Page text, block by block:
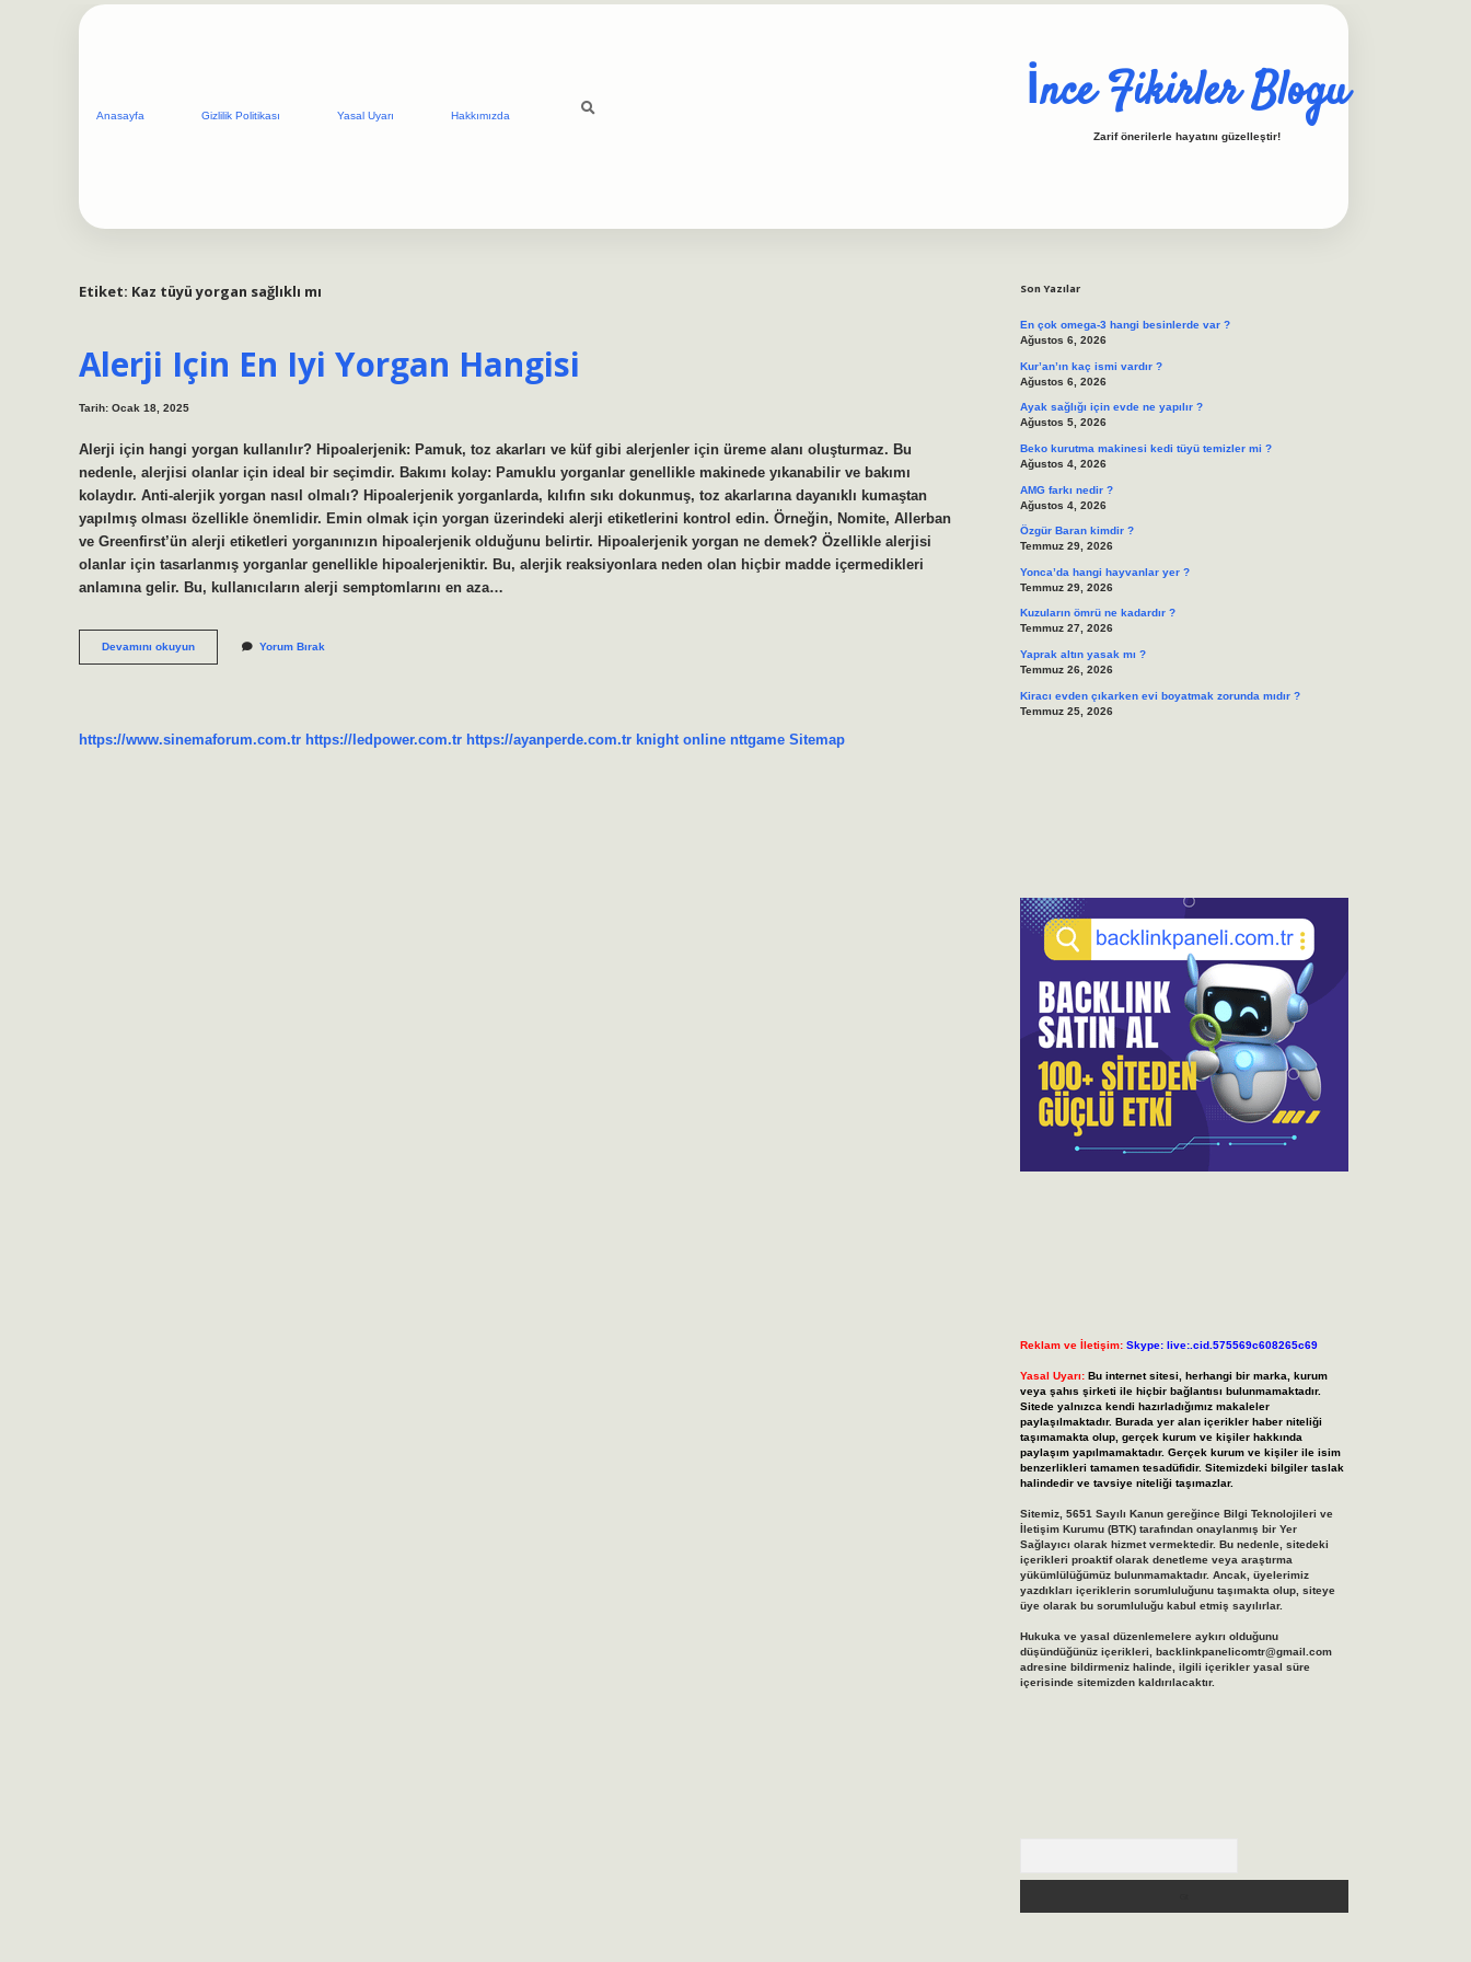
Anasayfa Gizlilik Politikası Yasal Uyarı Hakkımızda İnce Fikirler Blogu
Zarif önerilerle hayatını güzelleştir!
Etiket: Kaz tüyü yorgan sağlıklı mı
Alerji Için En Iyi Yorgan Hangisi
Tarih: Ocak 18, 2025
Alerji için hangi yorgan kullanılır? Hipoalerjenik: Pamuk, toz akarları ve küf gibi alerjenler için üreme alanı oluşturmaz. Bu
nedenle, alerjisi olanlar için ideal bir seçimdir. Bakımı kolay: Pamuklu yorganlar genellikle makinede yıkanabilir ve bakımı
kolaydır. Anti-alerjik yorgan nasıl olmalı? Hipoalerjenik yorganlarda, kılıfın sıkı dokunmuş, toz akarlarına dayanıklı kumaştan
yapılmış olması özellikle önemlidir. Emin olmak için yorgan üzerindeki alerji etiketlerini kontrol edin. Örneğin, Nomite, Allerban
ve Greenfirst’ün alerji etiketleri yorganınızın hipoalerjenik olduğunu belirtir. Hipoalerjenik yorgan ne demek? Özellikle alerjisi
olanlar için tasarlanmış yorganlar genellikle hipoalerjeniktir. Bu, alerjik reaksiyonlara neden olan hiçbir madde içermedikleri
anlamına gelir. Bu, kullanıcıların alerji semptomlarını en aza…
Devamını okuyunAlerji
Için
Yorum Bırak
https://www.sinemaforum.com.tr https://ledpower.com.tr https://ayanperde.com.tr knight online nttgame Sitemap
Son Yazılar
En çok omega-3 hangi besinlerde var ?
Ağustos 6, 2026
Kur’an’ın kaç ismi vardır ?
Ağustos 6, 2026
Ayak sağlığı için evde ne yapılır ?
Ağustos 5, 2026
Beko kurutma makinesi kedi tüyü temizler mi ?
Ağustos 4, 2026
AMG farkı nedir ?
Ağustos 4, 2026
Özgür Baran kimdir ?
Temmuz 29, 2026
Yonca’da hangi hayvanlar yer ?
Temmuz 29, 2026
Kuzuların ömrü ne kadardır ?
Temmuz 27, 2026
Yaprak altın yasak mı ?
Temmuz 26, 2026
Kiracı evden çıkarken evi boyatmak zorunda mıdır ?
Temmuz 25, 2026
Reklam ve İletişim: Skype: live:.cid.575569c608265c69
Yasal Uyarı: Bu internet sitesi, herhangi bir marka, kurum
veya şahıs şirketi ile hiçbir bağlantısı bulunmamaktadır.
Sitede yalnızca kendi hazırladığımız makaleler
paylaşılmaktadır. Burada yer alan içerikler haber niteliği
taşımamakta olup, gerçek kurum ve kişiler hakkında
paylaşım yapılmamaktadır. Gerçek kurum ve kişiler ile isim
benzerlikleri tamamen tesadüfidir. Sitemizdeki bilgiler taslak
halindedir ve tavsiye niteliği taşımazlar.
Sitemiz, 5651 Sayılı Kanun gereğince Bilgi Teknolojileri ve
İletişim Kurumu (BTK) tarafından onaylanmış bir Yer
Sağlayıcı olarak hizmet vermektedir. Bu nedenle, sitedeki
içerikleri proaktif olarak denetleme veya araştırma
yükümlülüğümüz bulunmamaktadır. Ancak, üyelerimiz
yazdıkları içeriklerin sorumluluğunu taşımakta olup, siteye
üye olarak bu sorumluluğu kabul etmiş sayılırlar.
Hukuka ve yasal düzenlemelere aykırı olduğunu
düşündüğünüz içerikleri, backlinkpanelicomtr@gmail.com
adresine bildirmeniz halinde, ilgili içerikler yasal süre
içerisinde sitemizden kaldırılacaktır.